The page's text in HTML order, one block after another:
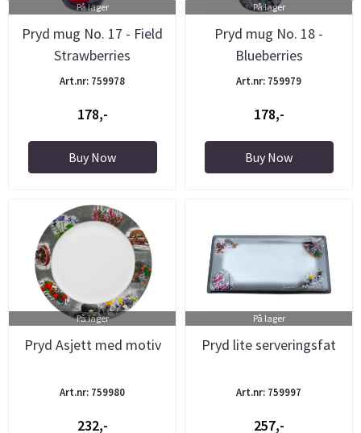
På lager
Pryd mug No. 17 - Field
Strawberries
Art.nr: 759978
178,-
Buy Now
På lager
Pryd mug No. 18 -
Blueberries
Art.nr: 759979
178,-
Buy Now
På lager
Pryd Asjett med motiv
Art.nr: 759980
232,-
På lager
Pryd lite serveringsfat
Art.nr: 759997
257,-